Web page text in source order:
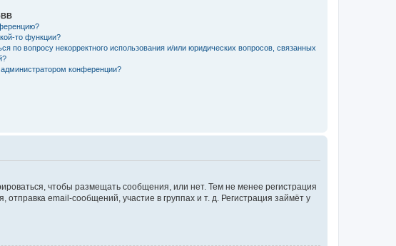
то функции?
по вопросу некорректного использования и/или юридических вопросов, связанных
конференции?
чтобы размещать сообщения, или нет. Тем не менее регистрация
email-сообщений, участие в группах и т. д. Регистрация займёт у